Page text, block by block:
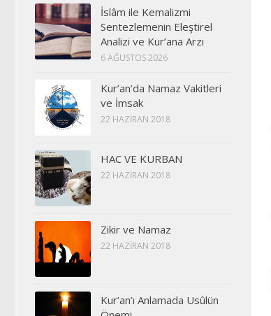
İslâm ile Kemalizmi
Sentezlemenin Eleştirel
Analizi ve Kur’ana Arzı
6 AĞUSTOS 2026
Kur’an’da Namaz Vakitleri
ve İmsak
22 HAZIRAN 2018
HAC VE KURBAN
22 HAZIRAN 2018
Zikir ve Namaz
22 HAZIRAN 2018
Kur’an’ı Anlamada Usûlün